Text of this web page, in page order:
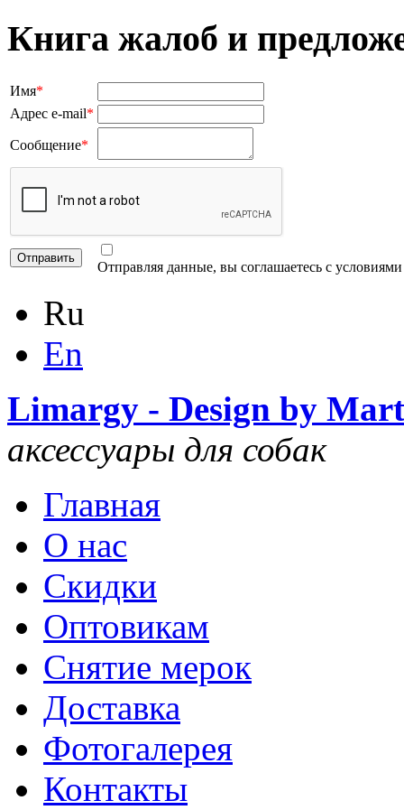
Книга жалоб и
Имя*
Адрес e-mail*
Сообщение*
Отправляя данные, вы соглашаетесь с
Ru
En
Limargy - Design by
аксессуары для собак
Главная
О нас
Скидки
Оптовикам
Снятие мерок
Доставка
Фотогалерея
Контакты